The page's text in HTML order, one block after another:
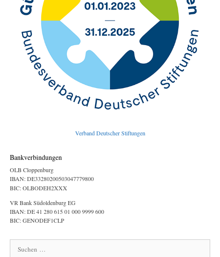
Verband Deutscher Stiftungen
Bankverbindungen
OLB Cloppenburg
IBAN: DE33280200503047779800
BIC: OLBODEH2XXX
VR Bank Südoldenburg EG
IBAN: DE 41 280 615 01 000 9999 600
BIC: GENODEF1CLP
nach: